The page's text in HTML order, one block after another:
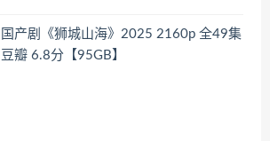
国产剧《狮城山海》2025 2160p 全49集
豆瓣 6.8分【95GB】